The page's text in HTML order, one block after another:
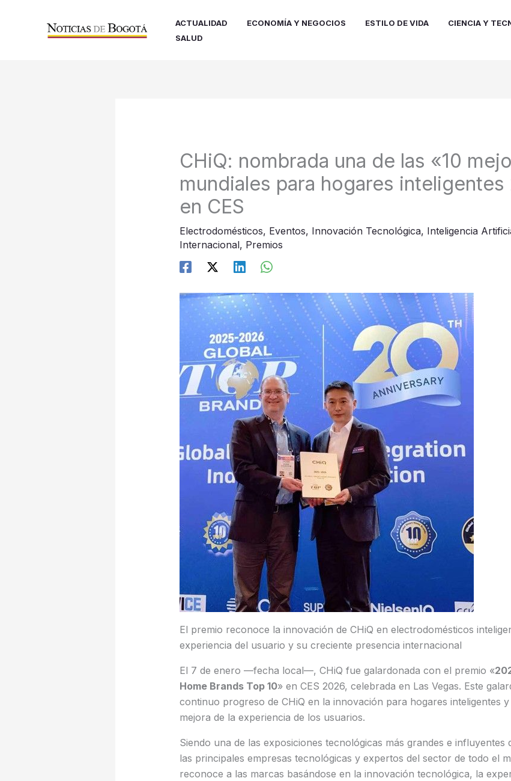
ACTUALIDAD ECONOMÍA Y NEGOCIOS ESTILO DE VIDA CIENCIA Y
SALUD
CHiQ: nombrada una de las «10
mundiales para hogares
en CES
Electrodomésticos, Eventos, Innovación Tecnológica, Inteligencia
Internacional, Premios
El premio reconoce la innovación de CHiQ en electrodomésticos
experiencia del usuario y su creciente presencia internacional
El 7 de enero —fecha local—, CHiQ fue galardonada con el premio «
Home Brands Top 10» en CES 2026, celebrada en Las Vegas. Este
continuo progreso de CHiQ en la innovación para hogares inteligentes
mejora de la experiencia de los usuarios.
Siendo una de las exposiciones tecnológicas más grandes e influyentes
las principales empresas tecnológicas y expertos del sector de todo el
reconoce a las marcas basándose en la innovación tecnológica, la